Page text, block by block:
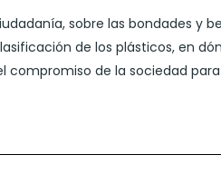
sobre las bondades y
de los plásticos, en
de la sociedad